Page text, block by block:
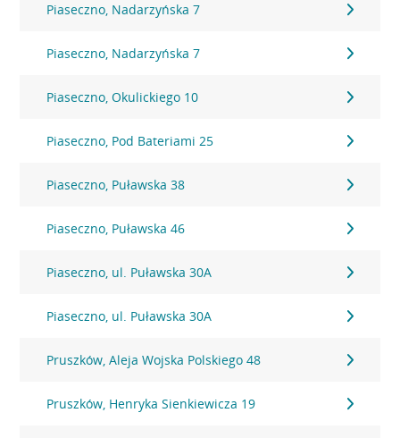
Piaseczno, Nadarzyńska 7
Piaseczno, Nadarzyńska 7
Piaseczno, Okulickiego 10
Piaseczno, Pod Bateriami 25
Piaseczno, Puławska 38
Piaseczno, Puławska 46
Piaseczno, ul. Puławska 30A
Piaseczno, ul. Puławska 30A
Pruszków, Aleja Wojska Polskiego 48
Pruszków, Henryka Sienkiewicza 19